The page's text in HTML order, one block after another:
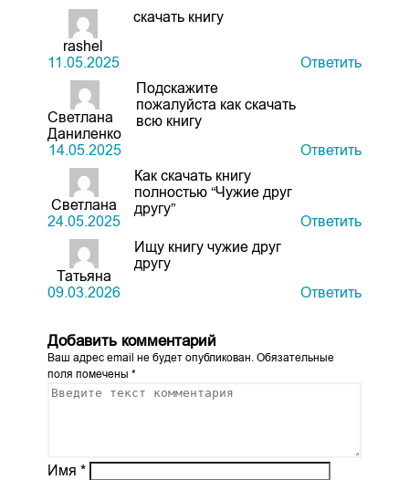
rashel
11.05.2025
скачать книгу
Ответить
Светлана
Даниленко
14.05.2025
Подскажите
пожалуйста как скачать
всю книгу
Ответить
Светлана
24.05.2025
Как скачать книгу
полностью “Чужие друг
другу”
Ответить
Татьяна
09.03.2026
Ищу книгу чужие друг
другу
Ответить
Добавить комментарий
Ваш адрес email не будет опубликован. Обязательные
поля помечены *
Имя *